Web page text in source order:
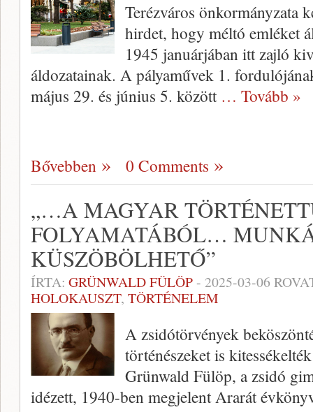
Terézváros önkormányzata
hirdet, hogy méltó emléket
1945 januárjában itt zajló
áldozatainak. A pályaművek 1.
május 29. és június 5. között … Tovább »
Bővebben 0 Comments
„…A MAGYAR
FOLYAMATÁBÓL…
KÜSZÖBÖLHETŐ”
ÍRTA: GRÜNWALD FÜLÖP- 2025-03-06
HOLOKAUSZT, TÖRTÉNELEM
A zsidótörvények
történészeket is
Grünwald Fülöp, a zsidó
idézett, 1940-ben megjelent Ararát